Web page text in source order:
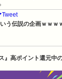
う伝説の企画ｗｗ
』高ポイント還元中